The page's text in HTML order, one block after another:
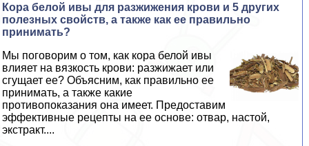
Кора белой ивы для разжижения крови и 5 других
полезных свойств, а также как ее правильно
принимать?
Мы поговорим о том, как кора белой ивы
влияет на вязкость крови: разжижает или
сгущает ее? Объясним, как правильно ее
принимать, а также какие
противопоказания она имеет. Предоставим
эффективные рецепты на ее основе: отвар, настой,
экстpaкт....